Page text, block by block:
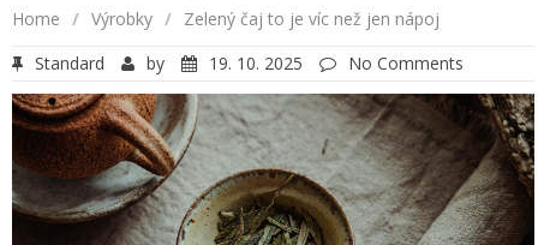
Home / Výrobky / Zelený čaj to je víc než jen nápoj
Standard
by 19. 10. 2025 No Comments